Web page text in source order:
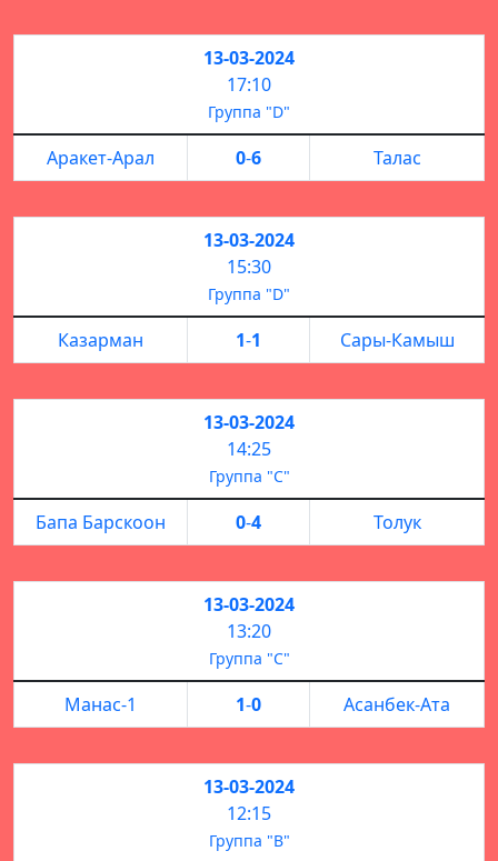
13-03-2024
17:10
Группа "D"
Аракет-Арал 0-6 Талас
13-03-2024
15:30
Группа "D"
Казарман 1-1 Сары-Камыш
13-03-2024
14:25
Группа "С"
Бапа Барскоон 0-4 Толук
13-03-2024
13:20
Группа "С"
Манас-1 1-0 Асанбек-Ата
13-03-2024
12:15
Группа "B"